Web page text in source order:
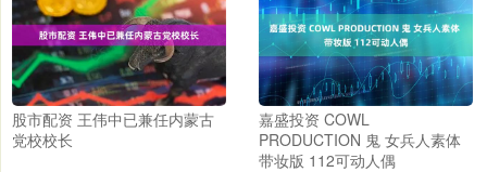
股市配资 王伟中已兼任内蒙古
党校校长
嘉盛投资 COWL
PRODUCTION 鬼 女兵人素体
带妆版 112可动人偶